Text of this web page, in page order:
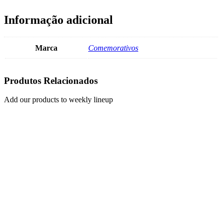
Informação adicional
Marca Comemorativos
Produtos Relacionados
Add our products to weekly lineup